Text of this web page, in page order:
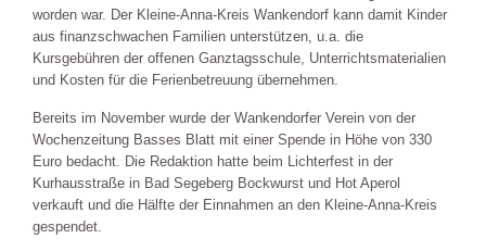
worden war. Der Kleine-Anna-Kreis Wankendorf kann damit Kinder
aus finanzschwachen Familien unterstützen, u.a. die
Kursgebühren der offenen Ganztagsschule, Unterrichtsmaterialien
und Kosten für die Ferienbetreuung übernehmen.
Bereits im November wurde der Wankendorfer Verein von der
Wochenzeitung Basses Blatt mit einer Spende in Höhe von 330
Euro bedacht. Die Redaktion hatte beim Lichterfest in der
Kurhausstraße in Bad Segeberg Bockwurst und Hot Aperol
verkauft und die Hälfte der Einnahmen an den Kleine-Anna-Kreis
gespendet.